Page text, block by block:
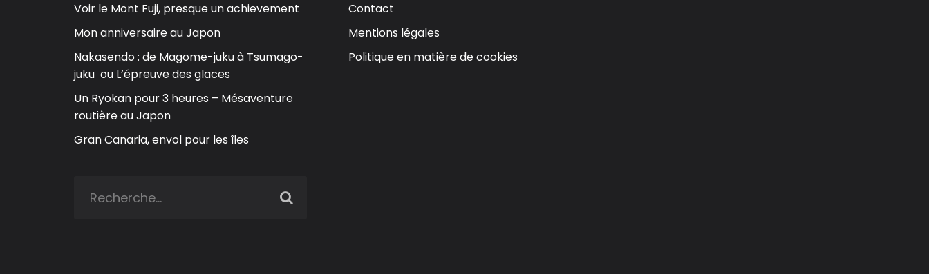
Voir le Mont Fuji, presque un achievement
Mon anniversaire au Japon
Nakasendo : de Magome-juku à Tsumago-
juku ou L’épreuve des glaces
Un Ryokan pour 3 heures – Mésaventure
routière au Japon
Gran Canaria, envol pour les îles
Contact
Mentions légales
Politique en matière de cookies